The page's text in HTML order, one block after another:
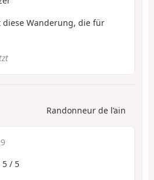
diese Wanderung, die für
Randonneur de l’ain
5 / 5